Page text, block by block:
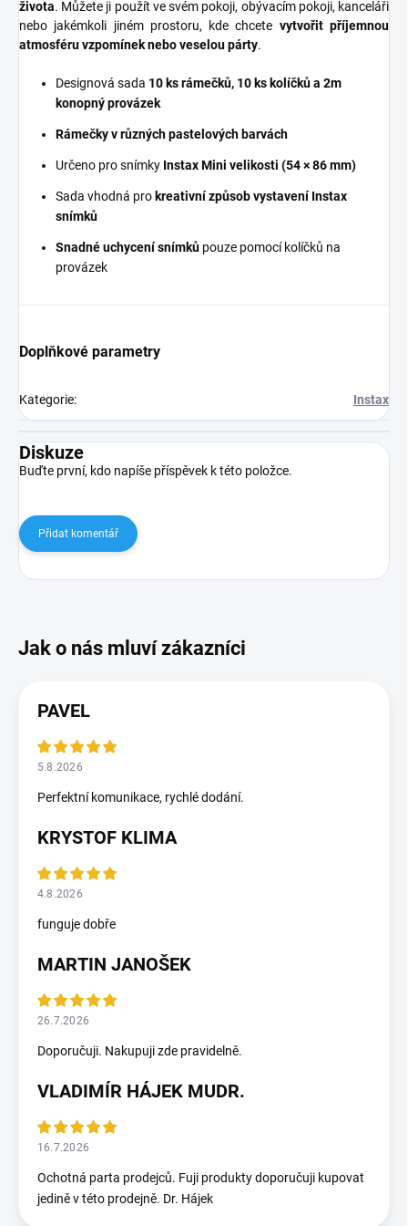
života. Můžete ji použít ve svém pokoji, obývacím pokoji, kanceláři
nebo jakémkoli jiném prostoru, kde chcete vytvořit příjemnou
atmosféru vzpomínek nebo veselou párty.
Designová sada 10 ks rámečků, 10 ks kolíčků a 2m
konopný provázek
Rámečky v různých pastelových barvách
Určeno pro snímky Instax Mini velikosti (54 × 86 mm)
Sada vhodná pro kreativní způsob vystavení Instax
snímků
Snadné uchycení snímků pouze pomocí kolíčků na
provázek
Doplňkové parametry
Kategorie: Instax
Diskuze
Buďte první, kdo napíše příspěvek k této položce.
Přidat komentář
PAVEL
5.8.2026
Perfektní komunikace, rychlé dodání.
KRYSTOF KLIMA
4.8.2026
funguje dobře
MARTIN JANOŠEK
26.7.2026
Doporučuji. Nakupuji zde pravidelně.
VLADIMÍR HÁJEK MUDR.
16.7.2026
Ochotná parta prodejců. Fuji produkty doporučuji kupovat
jedině v této prodejně. Dr. Hájek